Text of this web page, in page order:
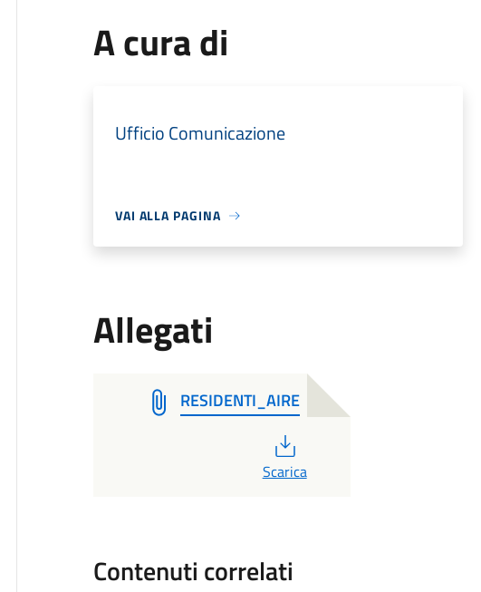
A cura di
Ufficio Comunicazione
VAI ALLA PAGINA
Allegati
RESIDENTI_AIRE
Scarica
Contenuti correlati